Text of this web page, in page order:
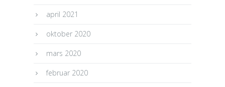
april 2021
oktober 2020
mars 2020
februar 2020